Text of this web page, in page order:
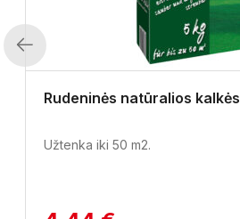
Previous
Rudeninės natūralios kalkės
Užtenka iki 50 m2.